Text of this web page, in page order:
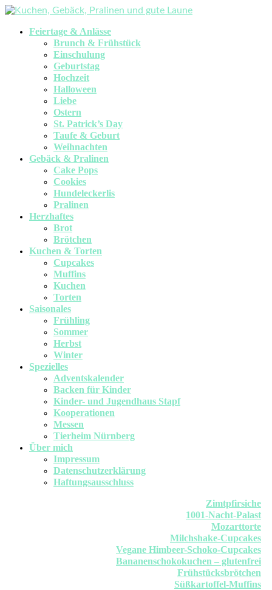
Feiertage & Anlässe
Brunch & Frühstück
Einschulung
Geburtstag
Hochzeit
Halloween
Liebe
Ostern
St. Patrick’s Day
Taufe & Geburt
Weihnachten
Gebäck & Pralinen
Cake Pops
Cookies
Hundeleckerlis
Pralinen
Herzhaftes
Brot
Brötchen
Kuchen & Torten
Cupcakes
Muffins
Kuchen
Torten
Saisonales
Frühling
Sommer
Herbst
Winter
Spezielles
Adventskalender
Backen für Kinder
Kinder- und Jugendhaus Stapf
Kooperationen
Messen
Tierheim Nürnberg
Über mich
Impressum
Datenschutzerklärung
Haftungsausschluss
Zimtpfirsiche
1001-Nacht-Palast
Mozarttorte
Milchshake-Cupcakes
Vegane Himbeer-Schoko-Cupcakes
Bananenschokokuchen – glutenfrei
Frühstücksbrötchen
Süßkartoffel-Muffins